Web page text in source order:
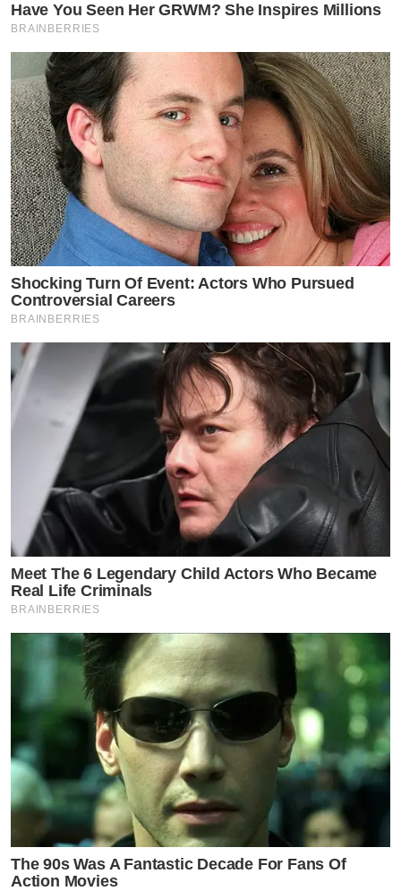
Have You Seen Her GRWM? She Inspires Millions
BRAINBERRIES
Shocking Turn Of Event: Actors Who Pursued
Controversial Careers
BRAINBERRIES
Meet The 6 Legendary Child Actors Who Became
Real Life Criminals
BRAINBERRIES
The 90s Was A Fantastic Decade For Fans Of
Action Movies